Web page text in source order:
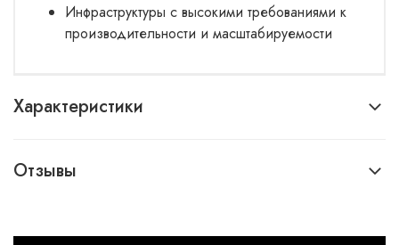
Инфраструктуры с высокими требованиями к
производительности и масштабируемости
Характеристики
Отзывы